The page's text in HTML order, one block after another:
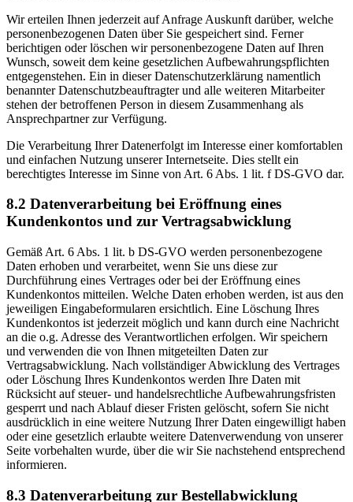
Wir erteilen Ihnen jederzeit auf Anfrage Auskunft darüber, welche
personenbezogenen Daten über Sie gespeichert sind. Ferner
berichtigen oder löschen wir personenbezogene Daten auf Ihren
Wunsch, soweit dem keine gesetzlichen Aufbewahrungspflichten
entgegenstehen. Ein in dieser Datenschutzerklärung namentlich
benannter Datenschutzbeauftragter und alle weiteren Mitarbeiter
stehen der betroffenen Person in diesem Zusammenhang als
Ansprechpartner zur Verfügung.
Die Verarbeitung Ihrer Datenerfolgt im Interesse einer komfortablen
und einfachen Nutzung unserer Internetseite. Dies stellt ein
berechtigtes Interesse im Sinne von Art. 6 Abs. 1 lit. f DS-GVO dar.
8.2 Datenverarbeitung bei Eröffnung eines
Kundenkontos und zur Vertragsabwicklung
Gemäß Art. 6 Abs. 1 lit. b DS-GVO werden personenbezogene
Daten erhoben und verarbeitet, wenn Sie uns diese zur
Durchführung eines Vertrages oder bei der Eröffnung eines
Kundenkontos mitteilen. Welche Daten erhoben werden, ist aus den
jeweiligen Eingabeformularen ersichtlich. Eine Löschung Ihres
Kundenkontos ist jederzeit möglich und kann durch eine Nachricht
an die o.g. Adresse des Verantwortlichen erfolgen. Wir speichern
und verwenden die von Ihnen mitgeteilten Daten zur
Vertragsabwicklung. Nach vollständiger Abwicklung des Vertrages
oder Löschung Ihres Kundenkontos werden Ihre Daten mit
Rücksicht auf steuer- und handelsrechtliche Aufbewahrungsfristen
gesperrt und nach Ablauf dieser Fristen gelöscht, sofern Sie nicht
ausdrücklich in eine weitere Nutzung Ihrer Daten eingewilligt haben
oder eine gesetzlich erlaubte weitere Datenverwendung von unserer
Seite vorbehalten wurde, über die wir Sie nachstehend entsprechend
informieren.
8.3 Datenverarbeitung zur Bestellabwicklung